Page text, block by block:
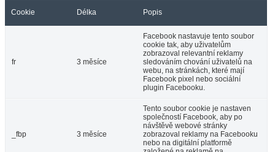
Cookie Délka Popis
fr 3 měsíce
Facebook nastavuje tento soubor
cookie tak, aby uživatelům
zobrazoval relevantní reklamy
sledováním chování uživatelů na
webu, na stránkách, které mají
Facebook pixel nebo sociální
plugin Facebooku.
_fbp 3 měsíce
Tento soubor cookie je nastaven
společností Facebook, aby po
návštěvě webové stránky
zobrazoval reklamy na Facebooku
nebo na digitální platformě